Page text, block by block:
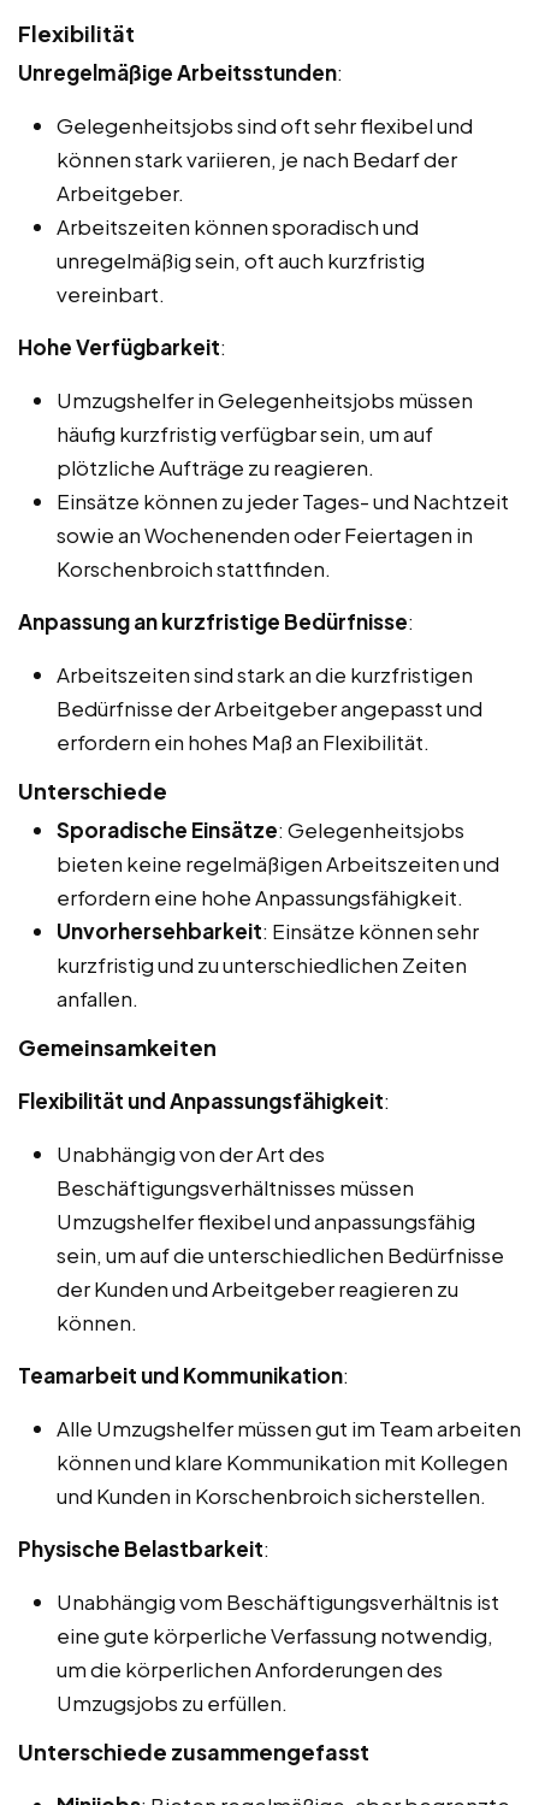
Flexibilität
Unregelmäßige Arbeitsstunden:
Gelegenheitsjobs sind oft sehr flexibel und
können stark variieren, je nach Bedarf der
Arbeitgeber.
Arbeitszeiten können sporadisch und
unregelmäßig sein, oft auch kurzfristig
vereinbart.
Hohe Verfügbarkeit:
Umzugshelfer in Gelegenheitsjobs müssen
häufig kurzfristig verfügbar sein, um auf
plötzliche Aufträge zu reagieren.
Einsätze können zu jeder Tages- und Nachtzeit
sowie an Wochenenden oder Feiertagen in
Korschenbroich stattfinden.
Anpassung an kurzfristige Bedürfnisse:
Arbeitszeiten sind stark an die kurzfristigen
Bedürfnisse der Arbeitgeber angepasst und
erfordern ein hohes Maß an Flexibilität.
Unterschiede
Sporadische Einsätze: Gelegenheitsjobs
bieten keine regelmäßigen Arbeitszeiten und
erfordern eine hohe Anpassungsfähigkeit.
Unvorhersehbarkeit: Einsätze können sehr
kurzfristig und zu unterschiedlichen Zeiten
anfallen.
Gemeinsamkeiten
Flexibilität und Anpassungsfähigkeit:
Unabhängig von der Art des
Beschäftigungsverhältnisses müssen
Umzugshelfer flexibel und anpassungsfähig
sein, um auf die unterschiedlichen Bedürfnisse
der Kunden und Arbeitgeber reagieren zu
können.
Teamarbeit und Kommunikation:
Alle Umzugshelfer müssen gut im Team arbeiten
können und klare Kommunikation mit Kollegen
und Kunden in Korschenbroich sicherstellen.
Physische Belastbarkeit:
Unabhängig vom Beschäftigungsverhältnis ist
eine gute körperliche Verfassung notwendig,
um die körperlichen Anforderungen des
Umzugsjobs zu erfüllen.
Unterschiede zusammengefasst